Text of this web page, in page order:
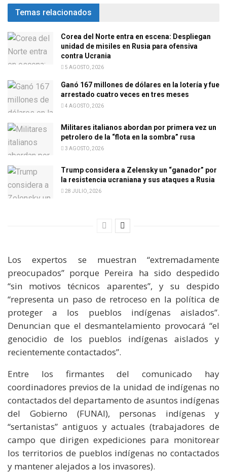
Temas relacionados
Corea del Norte entra en escena: Despliegan
unidad de misiles en Rusia para ofensiva
contra Ucrania
5 AGOSTO, 2026
Ganó 167 millones de dólares en la lotería y fue
arrestado cuatro veces en tres meses
4 AGOSTO, 2026
Militares italianos abordan por primera vez un
petrolero de la “flota en la sombra” rusa
3 AGOSTO, 2026
Trump considera a Zelensky un “ganador” por
la resistencia ucraniana y sus ataques a Rusia
28 JULIO, 2026
Los expertos se muestran “extremadamente
preocupados” porque Pereira ha sido despedido
“sin motivos técnicos aparentes”, y su despido
“representa un paso de retroceso en la política de
proteger a los pueblos indígenas aislados”.
Denuncian que el desmantelamiento provocará “el
genocidio de los pueblos indígenas aislados y
recientemente contactados”.
Entre los firmantes del comunicado hay
coordinadores previos de la unidad de indígenas no
contactados del departamento de asuntos indígenas
del Gobierno (FUNAI), personas indígenas y
“sertanistas” antiguos y actuales (trabajadores de
campo que dirigen expediciones para monitorear
los territorios de pueblos indígenas no contactados
y mantener alejados a los invasores).